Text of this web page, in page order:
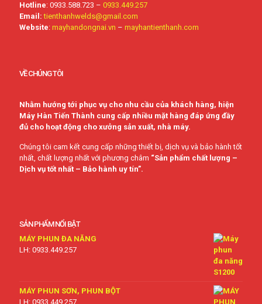
Hotline: 0933.588.723 – 0933.449.257
Email: tienthanhwelds@gmail.com
Website: mayhandongnai.vn – mayhantienthanh.com
VỀ CHÚNG TÔI
Nhằm hướng tới phục vụ cho nhu cầu của khách hàng, hiện
Máy Hàn Tiến Thành cung cấp nhiều mặt hàng đáp ứng đầy
đủ cho hoạt động cho xưởng sản xuất, nhà máy.
Chúng tôi cam kết cung cấp những thiết bị, dịch vụ và bảo hành tốt
nhất, chất lượng nhất với phương châm “Sản phẩm chất lượng –
Dịch vụ tốt nhất – Bảo hành uy tín”.
SẢN PHẨM NỔI BẬT
MÁY PHUN ĐA NĂNG
LH: 0933.449.257
MÁY PHUN SƠN, PHUN BỘT
LH: 0933.449.257